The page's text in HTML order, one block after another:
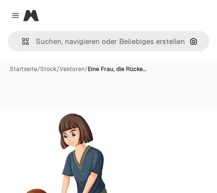
Close menu
Magnific
Nach
Startseite/Stock/Vektoren/Eine Frau, die Rücke…